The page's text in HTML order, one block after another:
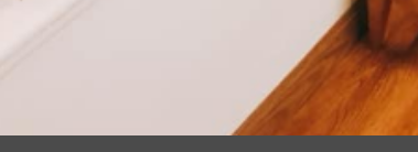
Một kỳ nghỉ sẽ tuyệt vời
trọng- tiện nghi. Một
ấm cúng.
Chúng tôi sẽ đảm bảo